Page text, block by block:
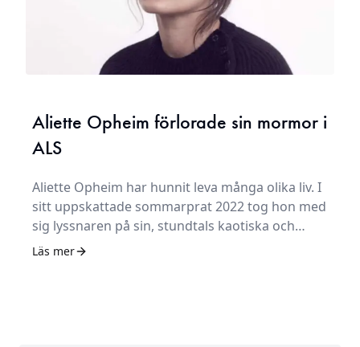
Aliette Opheim förlorade sin mormor i
ALS
Aliette Opheim har hunnit leva många olika liv. I
sitt uppskattade sommarprat 2022 tog hon med
sig lyssnaren på sin, stundtals kaotiska och
mörka, resa. Präglad av alla sina erfarenheter
Läs mer